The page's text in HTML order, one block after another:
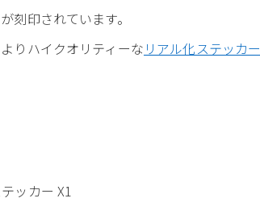
刻印されています。
りハイクオリティーな リアル化ステッカー
ッカー X1